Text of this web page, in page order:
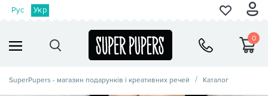
Рус Укр
0
SuperPupers - магазин подарунків і креативних речей Каталог